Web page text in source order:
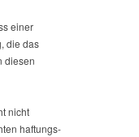
einer
die das
diesen
nicht
haftungs-